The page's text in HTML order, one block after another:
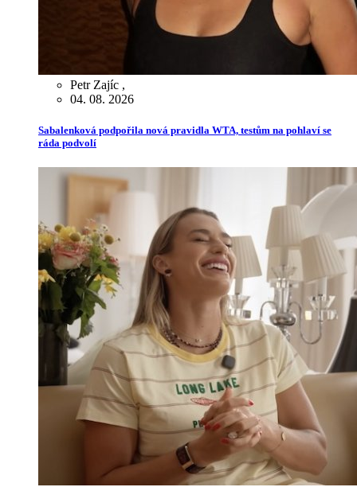
Petr Zajíc ,
04. 08. 2026
Sabalenková podpořila nová pravidla WTA, testům na pohlaví se
ráda podvolí